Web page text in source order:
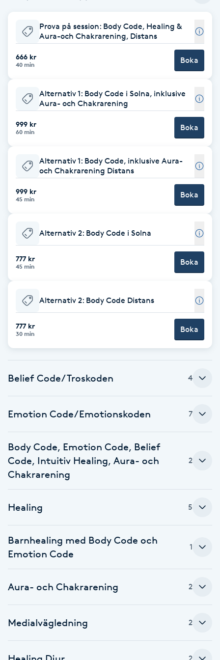
Balayage
Barber
Barnklippning
Bottenfärg
Brynformning
Brynfärgning
Celluliter
Color correction
Cryoterapi
D
Damklippning
Dermapen
Diamantslipning
E
Extensions
Extensions borttagning
Eyeliner-tatuering
Prova på session: Body Code, Healing &
Aura-och Chakrarening, Distans
666 kr
40 min Boka
Alternativ 1: Body Code i Solna, inklusive
Aura- och Chakrarening
999 kr
60 min Boka
Alternativ 1: Body Code, inklusive Aura-
och Chakrarening Distans
999 kr
45 min Boka
Alternativ 2: Body Code i Solna
777 kr
45 min Boka
Alternativ 2: Body Code Distans
777 kr
30 min Boka
Belief Code/Troskoden 4
Emotion Code/Emotionskoden 7
Body Code, Emotion Code, Belief
Code, Intuitiv Healing, Aura- och
Chakrarening
2
Healing 5
Barnhealing med Body Code och
Emotion Code
1
Aura- och Chakrarening 2
Medialvägledning 2